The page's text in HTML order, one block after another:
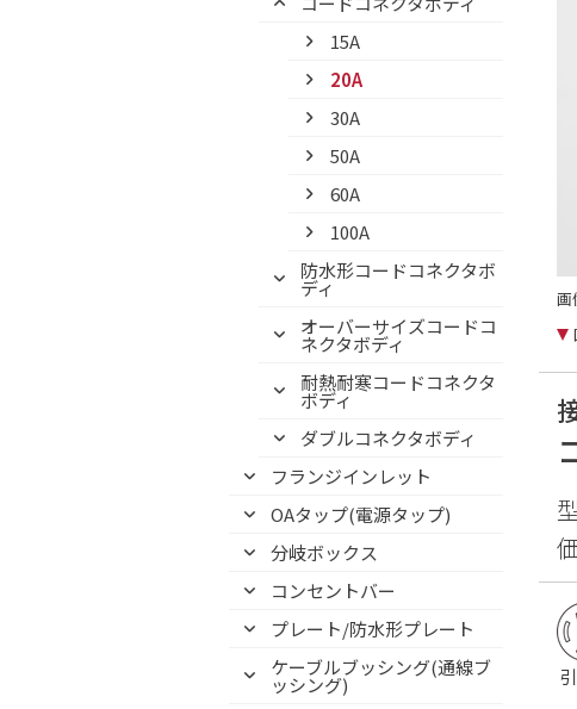
15A
20A
30A
50A
60A
100A
防水形コードコネクタボ
ディ
オーバーサイズコードコ
ネクタボディ
耐熱耐寒コードコネクタ
ボディ
ダブルコネクタボディ
フランジインレット
OAタップ(電源タップ)
分岐ボックス
コンセントバー
プレート/防水形プレート
ケーブルブッシング(通線ブ
ッシング)
画